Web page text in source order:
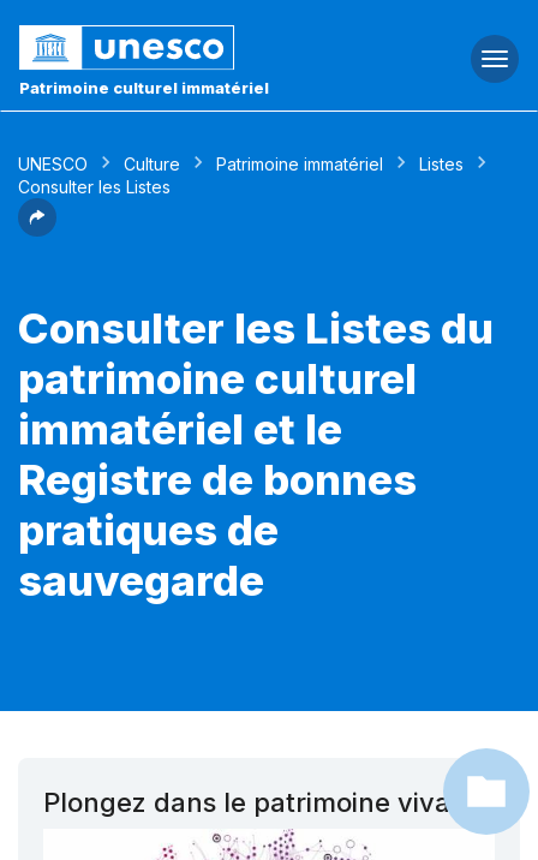
Patrimoine culturel immatériel
UNESCO Culture Patrimoine immatériel
Listes
Consulter les Listes
Consulter les Listes du
patrimoine culturel
immatériel et le
Registre de bonnes
pratiques de
sauvegarde
Plongez dans le patrimoine vivant !